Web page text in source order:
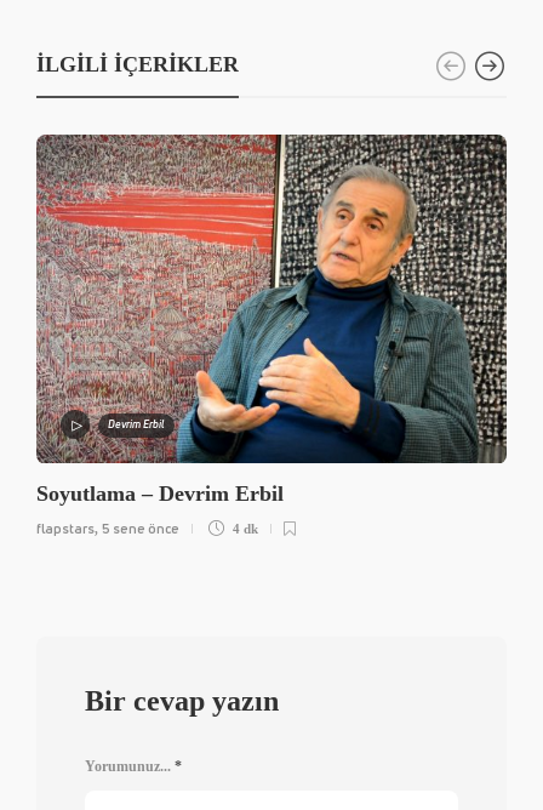
İLGILI İÇERIKLER
Devrim Erbil
Soyutlama – Devrim Erbil
flapstars, 5 sene önce 4 dk
Bir cevap yazın
Yorumunuz... *